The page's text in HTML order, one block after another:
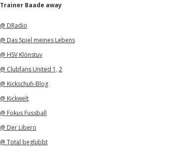
iTrainer Baade away
@ DRadio
@ Das Spiel meines Lebens
@ HSV Klönstuv
@ Clubfans United 1 , 2
@ Kickschuh-Blog
@ Kickwelt
@ Fokus Fussball
@ Der Libero
@ Total beglubbt